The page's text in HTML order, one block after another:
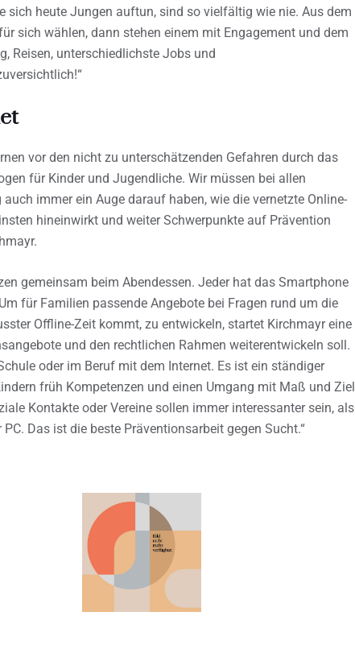
sich heute Jungen auftun, sind so vielfältig wie nie. Aus dem
sich wählen, dann stehen einem mit Engagement und dem
Reisen, unterschiedlichste Jobs und
vor den nicht zu unterschätzenden Gefahren durch das
für Kinder und Jugendliche. Wir müssen bei allen
immer ein Auge darauf haben, wie die vernetzte Online-
hineinwirkt und weiter Schwerpunkte auf Prävention
gemeinsam beim Abendessen. Jeder hat das Smartphone
für Familien passende Angebote bei Fragen rund um die
Offline-Zeit kommt, zu entwickeln, startet Kirchmayr eine
und den rechtlichen Rahmen weiterentwickeln soll.
oder im Beruf mit dem Internet. Es ist ein ständiger
früh Kompetenzen und einen Umgang mit Maß und Ziel
Kontakte oder Vereine sollen immer interessanter sein, als
Das ist die beste Präventionsarbeit gegen Sucht.“